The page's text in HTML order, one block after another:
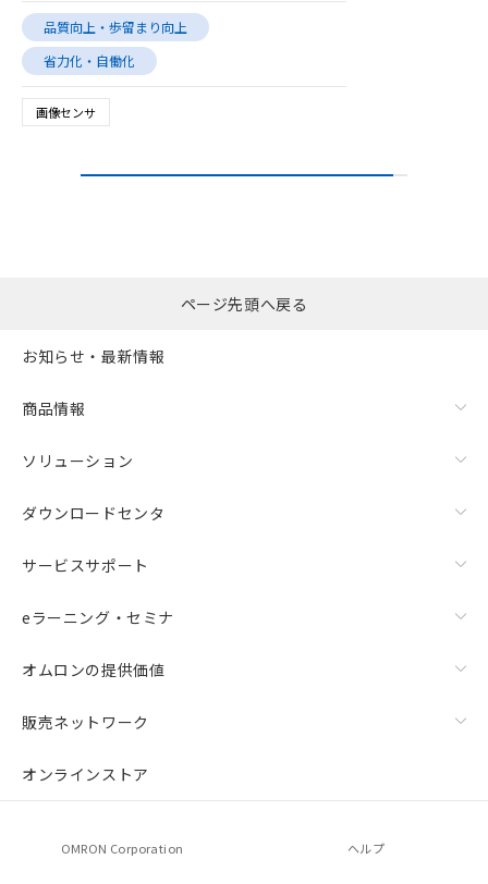
品質向上・歩留まり向上
省力化・自働化
画像センサ
ページ先頭へ戻る
お知らせ・最新情報
商品情報
ソリューション
ダウンロードセンタ
サービスサポート
eラーニング・セミナ
オムロンの提供価値
販売ネットワーク
オンラインストア
OMRON Corporation ヘルプ